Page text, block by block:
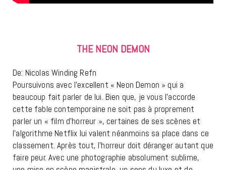
THE NEON DEMON
De: Nicolas Winding Refn
Poursuivons avec l’excellent « Neon Demon » qui a
beaucoup fait parler de lui. Bien que, je vous l’accorde
cette fable contemporaine ne soit pas à proprement
parler un « film d’horreur », certaines de ses scènes et
l’algorithme Netflix lui valent néanmoins sa place dans ce
classement. Après tout, l’horreur doit déranger autant que
faire peur. Avec une photographie absolument sublime,